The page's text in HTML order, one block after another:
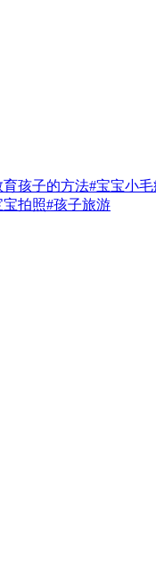
育孩子的方法#宝宝小毛
宝拍照#孩子旅游